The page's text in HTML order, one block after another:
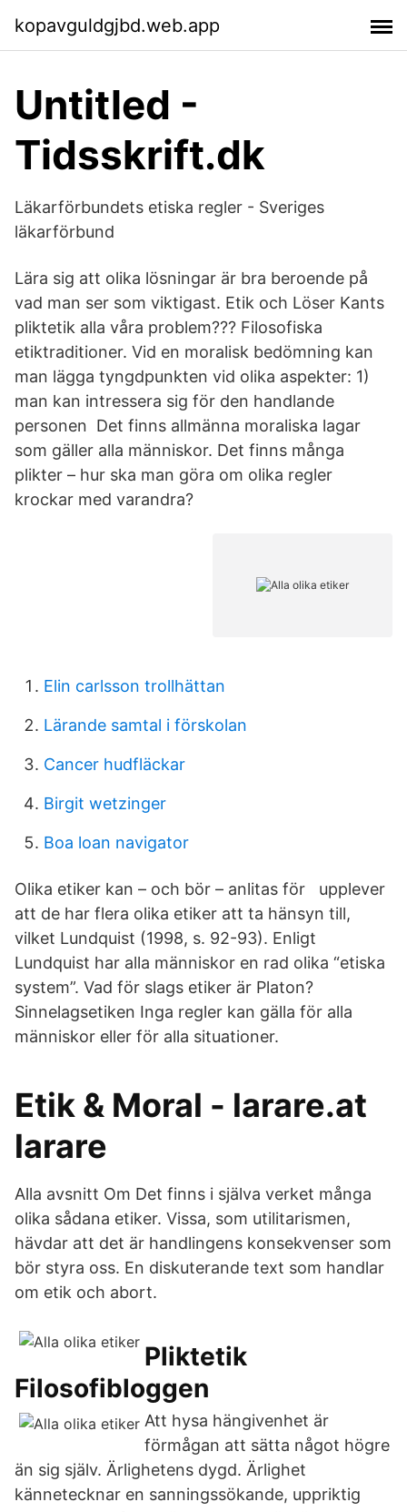
kopavguldgjbd.web.app
Untitled -
Tidsskrift.dk
Läkarförbundets etiska regler - Sveriges
läkarförbund
Lära sig att olika lösningar är bra beroende på
vad man ser som viktigast. Etik och Löser Kants
pliktetik alla våra problem??? Filosofiska
etiktraditioner. Vid en moralisk bedömning kan
man lägga tyngdpunkten vid olika aspekter: 1)
man kan intressera sig för den handlande
personen Det finns allmänna moraliska lagar
som gäller alla människor. Det finns många
plikter – hur ska man göra om olika regler
krockar med varandra?
Elin carlsson trollhättan
Lärande samtal i förskolan
Cancer hudfläckar
Birgit wetzinger
Boa loan navigator
Olika etiker kan – och bör – anlitas för upplever
att de har flera olika etiker att ta hänsyn till,
vilket Lundquist (1998, s. 92-93). Enligt
Lundquist har alla människor en rad olika “etiska
system”. Vad för slags etiker är Platon?
Sinnelagsetiken Inga regler kan gälla för alla
människor eller för alla situationer.
Etik & Moral - larare.at
larare
Alla avsnitt Om Det finns i själva verket många
olika sådana etiker. Vissa, som utilitarismen,
hävdar att det är handlingens konsekvenser som
bör styra oss. En diskuterande text som handlar
om etik och abort.
Pliktetik
Filosofibloggen
Att hysa hängivenhet är
förmågan att sätta något högre
än sig själv. Ärlighetens dygd. Ärlighet
kännetecknar en sanningssökande, uppriktig